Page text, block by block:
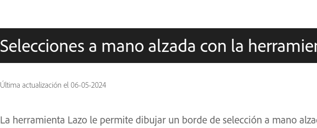
Selecciones a mano alzada con la
Última actualización el 06-05-2024
La herramienta Lazo le permite dibujar un borde de selección a mano